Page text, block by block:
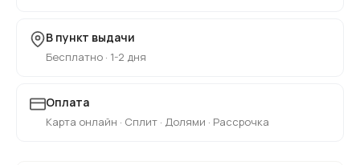
В пункт выдачи
Бесплатно · 1-2 дня
Оплата
Карта онлайн · Сплит · Долями · Рассрочка